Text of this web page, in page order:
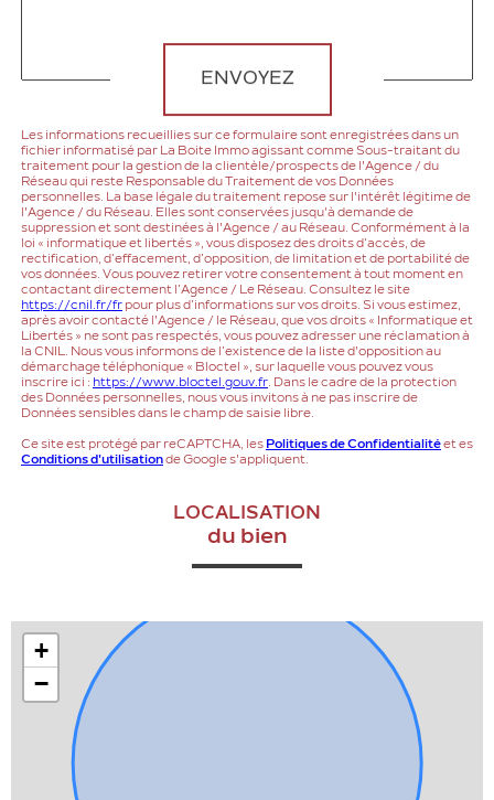
ENVOYEZ
Les informations recueillies sur ce formulaire sont enregistrées dans un
fichier informatisé par La Boite Immo agissant comme Sous-traitant du
traitement pour la gestion de la clientèle/prospects de l'Agence / du
Réseau qui reste Responsable du Traitement de vos Données
personnelles. La base légale du traitement repose sur l'intérêt légitime de
l'Agence / du Réseau. Elles sont conservées jusqu'à demande de
suppression et sont destinées à l'Agence / au Réseau. Conformément à la
loi « informatique et libertés », vous disposez des droits d’accès, de
rectification, d’effacement, d’opposition, de limitation et de portabilité de
vos données. Vous pouvez retirer votre consentement à tout moment en
contactant directement l’Agence / Le Réseau. Consultez le site
https://cnil.fr/fr pour plus d’informations sur vos droits. Si vous estimez,
après avoir contacté l'Agence / le Réseau, que vos droits « Informatique et
Libertés » ne sont pas respectés, vous pouvez adresser une réclamation à
la CNIL. Nous vous informons de l’existence de la liste d'opposition au
démarchage téléphonique « Bloctel », sur laquelle vous pouvez vous
inscrire ici : https://www.bloctel.gouv.fr. Dans le cadre de la protection
des Données personnelles, nous vous invitons à ne pas inscrire de
Données sensibles dans le champ de saisie libre.
Ce site est protégé par reCAPTCHA, les Politiques de Confidentialitéet es
Conditions d'utilisationde Google s'appliquent.
LOCALISATION
du bien
+
−